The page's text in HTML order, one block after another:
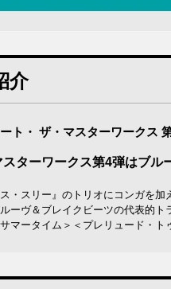
介
ト・ ザ・マスターワークス
スターワークス第4弾はブル
・スリー』のトリオにコンガを加
ーヴ＆ブレイクビーツの代表的ト
マータイム＞＜プレリュード・